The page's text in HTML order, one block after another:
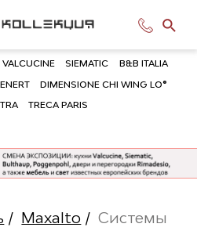
VALCUCINE SIEMATIC B&B ITALIA
DIMENSIONE CHI WING LO®
TRECA PARIS
/ Maxalto /Системы